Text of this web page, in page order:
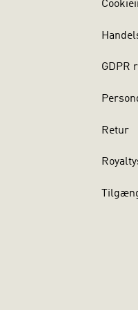
”Det, der
let at følge
Fonagy
Video:
GDPR
Retur